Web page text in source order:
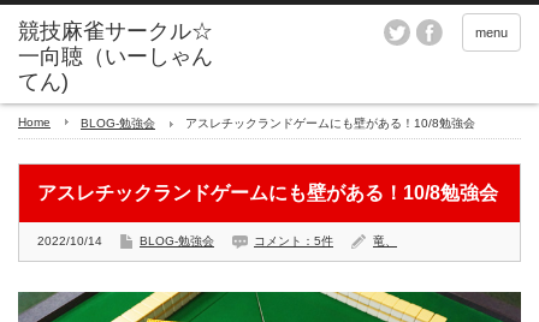
menu
Home BLOG-勉強会 アスレチックランドゲームにも壁がある！10/8勉強会
アスレチックランドゲームにも壁がある！10/8勉強会
2022/10/14 BLOG-勉強会 コメント：5件 竜、